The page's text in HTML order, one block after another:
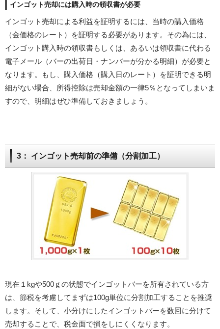
インゴット売却には購入時の領収書が必要
インゴット売却による利益を証明するには、当時の購入価格
（金価格のレート）を証明する必要があります。その為には、
インゴット購入時の領収書もしくは、あるいは領収書に代わる
電子メール（バーの出荷日・ナンバーが分かる明細）が必要と
なります。もし、購入価格（購入日のレート）を証明できる明
細がない場合、所得控除は売却金額の一律5％となってしまいま
すので、明細はぜひ準備しておきましょう。
3： インゴット売却前の準備（分割加工）
現在１kgや500ｇの状態でインゴットバーを所有されている方
は、節税を考慮してまずは100g単位に分割加工することを推奨
します。そして、小分けにしたインゴットバーを数回に分けて
売却することで、税金面で損をしにくくなります。